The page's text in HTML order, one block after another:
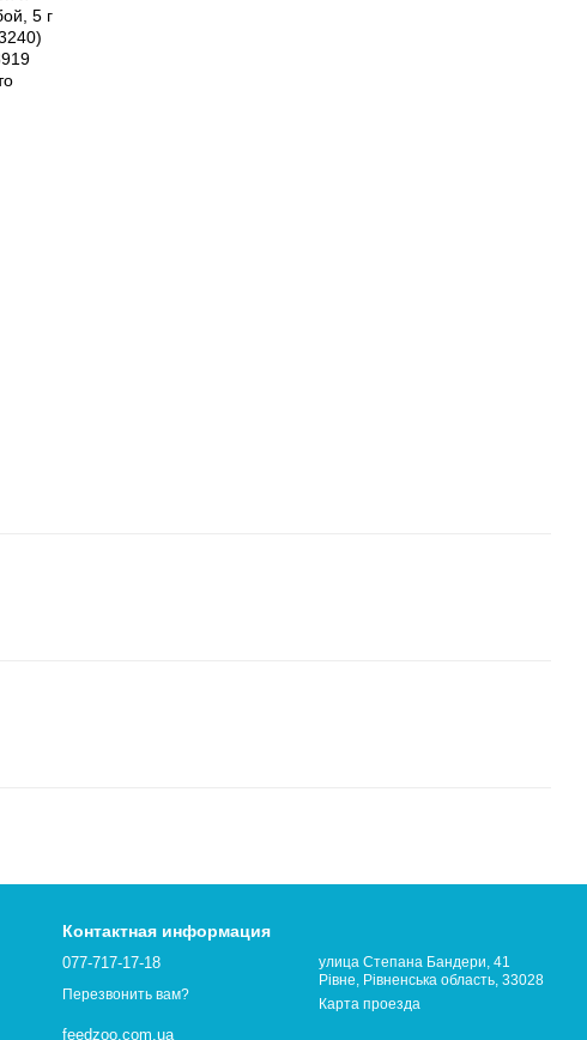
Контактная информация
077-717-17-18
Перезвонить вам?
feedzoo.com.ua
улица Степана Бандери, 41
Рівне, Рівненська область, 33028
Карта проезда